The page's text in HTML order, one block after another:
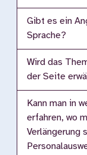
Gibt es ein
Sprache?
Wird das
der Seite
Kann man in
erfahren, wo
Verlängerung